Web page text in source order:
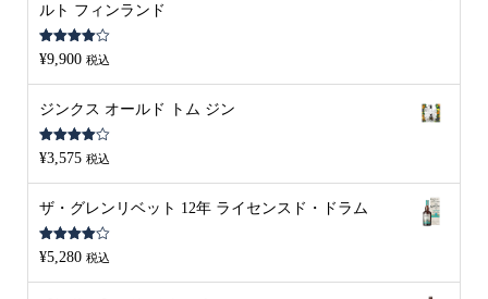
ルト フィンランド
5段階中
4.00の評
¥9,900 税込
ジンクス オールド トム ジン
5段階中
4.00の評
¥3,575 税込
ザ・グレンリベット 12年 ライセンスド・ドラム
5段階中
4.00の評
¥5,280 税込